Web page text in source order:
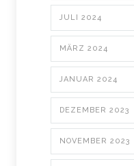
JULI 2024
MÄRZ 2024
JANUAR 2024
DEZEMBER 2023
NOVEMBER 2023